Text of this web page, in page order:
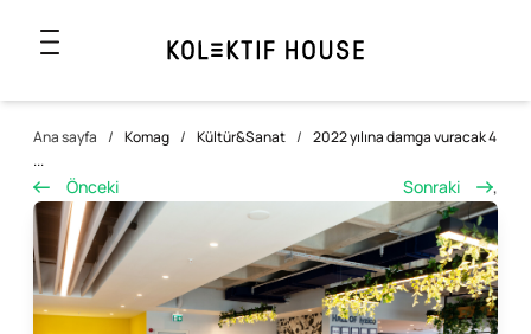
Ana sayfa / Komag / Kültür&Sanat / 2022 yılına damga vuracak 4
...
Önceki Sonraki ,